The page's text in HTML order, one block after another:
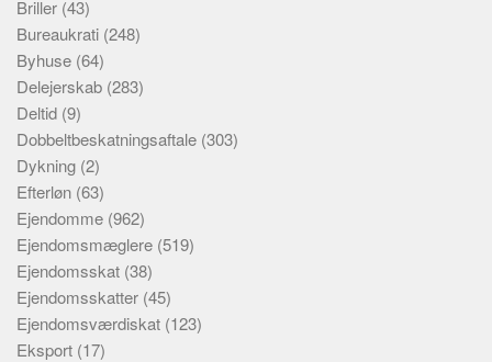
Briller (43)
Bureaukrati (248)
Byhuse (64)
Delejerskab (283)
Deltid (9)
Dobbeltbeskatningsaftale (303)
Dykning (2)
Efterløn (63)
Ejendomme (962)
Ejendomsmæglere (519)
Ejendomsskat (38)
Ejendomsskatter (45)
Ejendomsværdiskat (123)
Eksport (17)